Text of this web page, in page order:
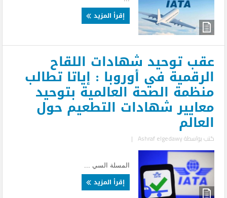
إقرأ المزيد
عقب توحيد شهادات اللقاح
الرقمية في أوروبا : إياتا تطالب
منظمة الصحة العالمية بتوحيد
معايير شهادات التطعيم حول
العالم
كتب بواسطةAshraf elgedawy
|
المسلة السي ...
إقرأ المزيد